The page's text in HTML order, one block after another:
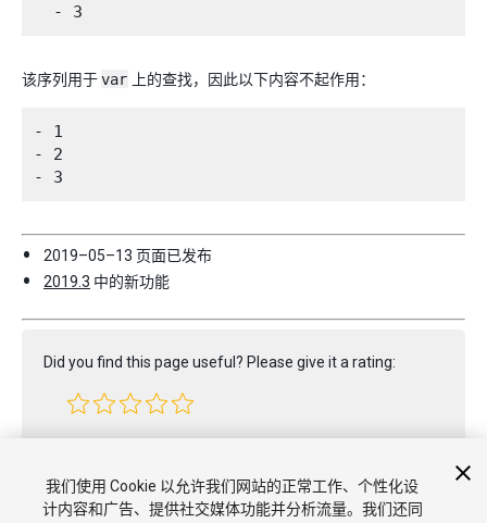
该序列用于var 上的查找，因此以下内容不起作用：
- 1
- 2
2019–05–13 页面已发布
2019.3 中的新功能
Did you find this page useful? Please give it a rating:
我们使用 Cookie 以允许我们网站的正常工作、个性化设
计内容和广告、提供社交媒体功能并分析流量。我们还同